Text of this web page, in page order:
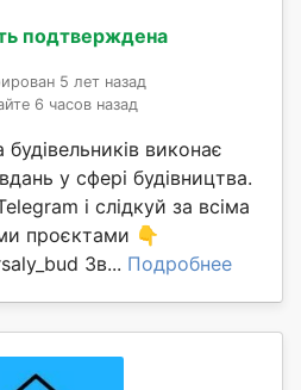
подтверждена
5 лет назад
6 часов назад
виконає
у сфері будівництва.
і слідкуй за всіма
проєктами 👇
Зв... Подробнее